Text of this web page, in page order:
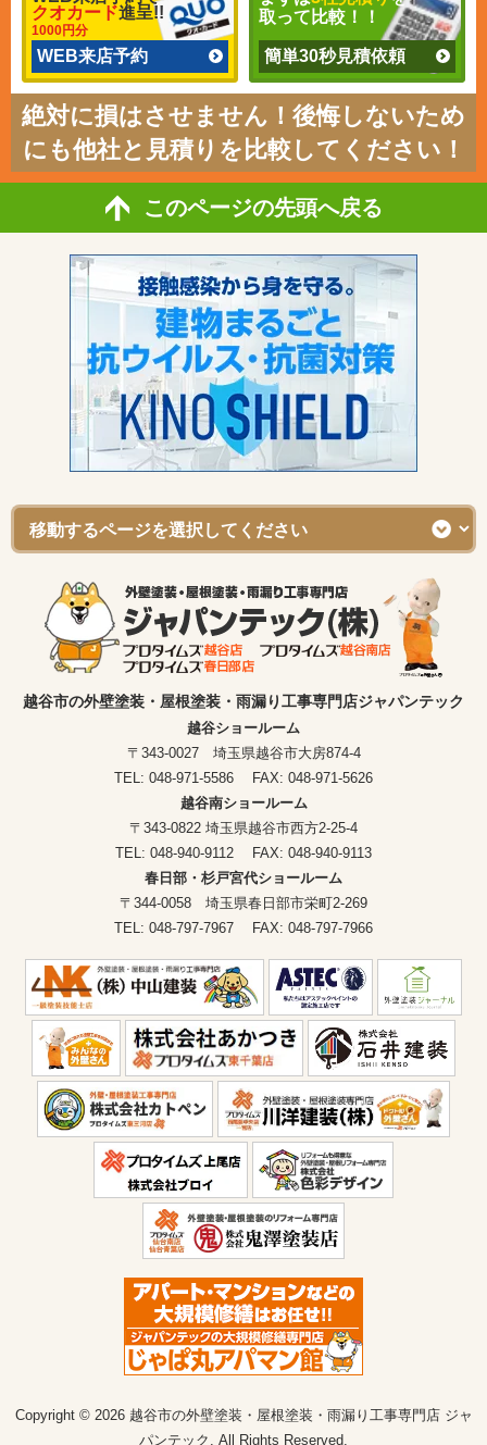
クオカード進呈!!
1000円分
WEB来店予約
取って比較！！
簡単30秒見積依頼
絶対に損はさせません！後悔しないため
にも他社と見積りを比較してください！
このページの先頭へ戻る
越谷市の外壁塗装・屋根塗装・雨漏り工事専門店ジャパンテック
越谷ショールーム
〒343-0027 埼玉県越谷市大房874-4
TEL: 048-971-5586 FAX: 048-971-5626
越谷南ショールーム
〒343-0822 埼玉県越谷市西方2-25-4
TEL: 048-940-9112 FAX: 048-940-9113
春日部・杉戸宮代ショールーム
〒344-0058 埼玉県春日部市栄町2-269
TEL: 048-797-7967 FAX: 048-797-7966
Copyright © 2026 越谷市の外壁塗装・屋根塗装・雨漏り工事専門店 ジャ
パンテック. All Rights Reserved.